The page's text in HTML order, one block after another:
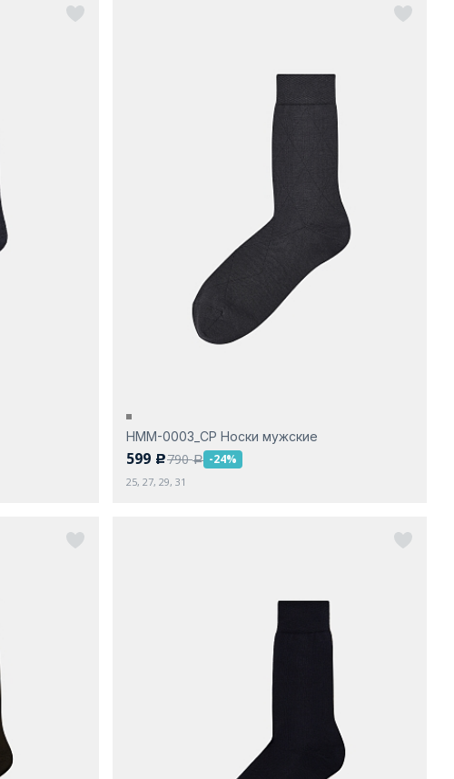
НММ-0003_СР Носки мужские
599 c790a -24%
25, 27, 29, 31